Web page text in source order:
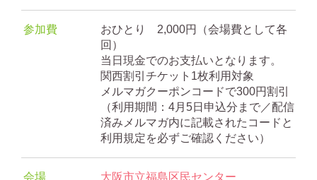
参加費
おひとり 2,000円（会場費として各
回）
当日現金でのお支払いとなります。
関西割引チケット1枚利用対象
メルマガクーポンコードで300円割引
（利用期間：4月5日申込分まで／配信
済みメルマガ内に記載されたコードと
利用規定を必ずご確認ください）
会場
大阪市立福島区民センター